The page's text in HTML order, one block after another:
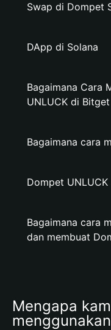
Swap di Dompet
DApp di Solana
Bagaimana Cara
UNLUCK di
Bagaimana cara
Dompet
Bagaimana cara
dan membuat
Mengapa